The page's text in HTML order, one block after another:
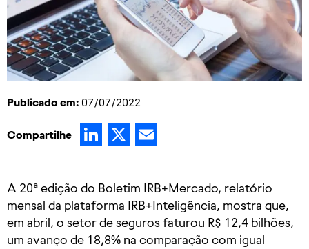
Publicado em: 07/07/2022
Compartilhe LinkedIn
X
A 20ª edição do Boletim IRB+Mercado, relatório
mensal da plataforma IRB+Inteligência, mostra que,
em abril, o setor de seguros faturou R$ 12,4 bilhões,
um avanço de 18,8% na comparação com igual